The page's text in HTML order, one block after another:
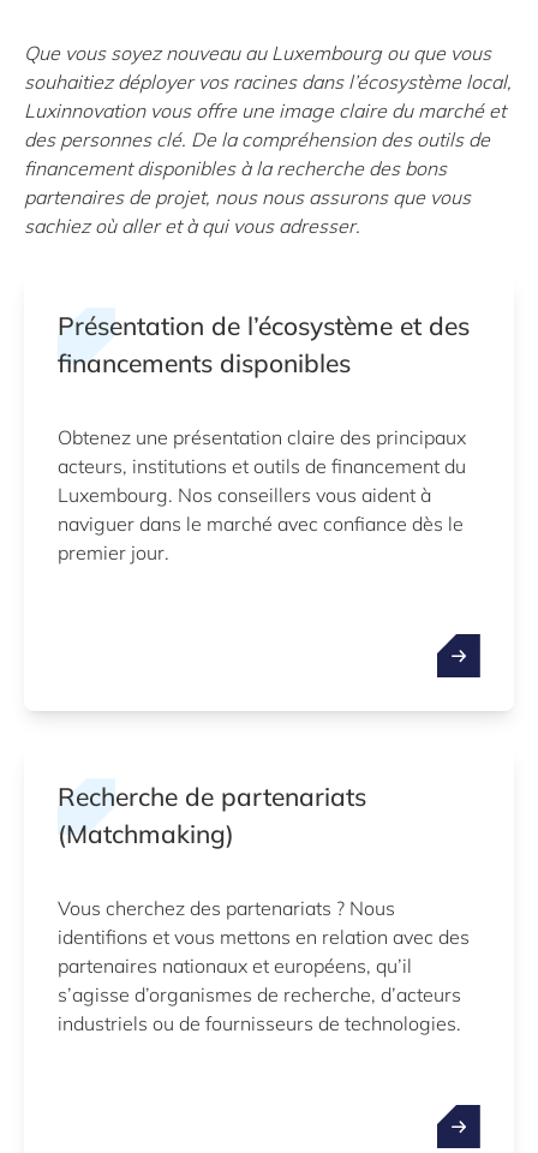
Que vous soyez nouveau au Luxembourg ou que vous
souhaitiez déployer vos racines dans l’écosystème local,
Luxinnovation vous offre une image claire du marché et
des personnes clé. De la compréhension des outils de
financement disponibles à la recherche des bons
partenaires de projet, nous nous assurons que vous
sachiez où aller et à qui vous adresser.
Présentation de l’écosystème et des
financements disponibles
Obtenez une présentation claire des principaux
acteurs, institutions et outils de financement du
Luxembourg. Nos conseillers vous aident à
naviguer dans le marché avec confiance dès le
premier jour.
Recherche de partenariats
(Matchmaking)
Vous cherchez des partenariats ? Nous
identifions et vous mettons en relation avec des
partenaires nationaux et européens, qu’il
s’agisse d’organismes de recherche, d’acteurs
industriels ou de fournisseurs de technologies.